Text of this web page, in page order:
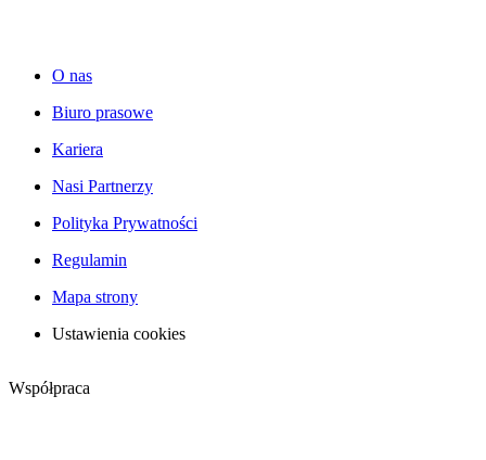
O nas
Biuro prasowe
Kariera
Nasi Partnerzy
Polityka Prywatności
Regulamin
Mapa strony
Ustawienia cookies
Współpraca